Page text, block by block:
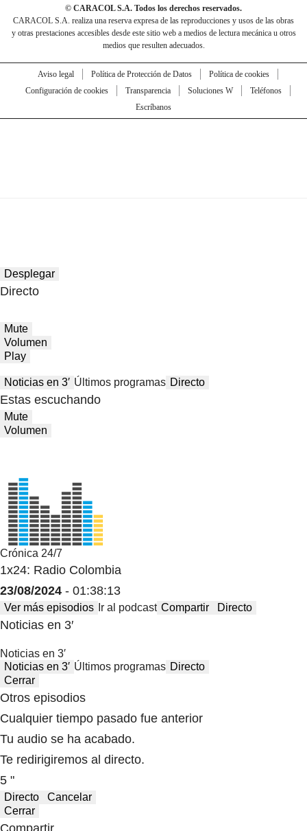
© CARACOL S.A. Todos los derechos reservados.
CARACOL S.A. realiza una reserva expresa de las reproducciones y usos de las obras
y otras prestaciones accesibles desde este sitio web a medios de lectura mecánica u otros
medios que resulten adecuados.
Aviso legal Política de Protección de Datos
Política de cookies
Configuración de cookies
Transparencia Soluciones W
Teléfonos
Escríbanos
Desplegar
Directo
Mute
Volumen
Play
Noticias en 3′ Últimos programas Directo
Estas escuchando
Mute
Volumen
Crónica 24/7
1x24: Radio Colombia
23/08/2024 - 01:38:13
Ver más episodios Ir al podcast Compartir Directo
Noticias en 3′
Noticias en 3′
Noticias en 3′ Últimos programas Directo
Cerrar
Otros episodios
Cualquier tiempo pasado fue anterior
Tu audio se ha acabado.
Te redirigiremos al directo.
5 "
Directo
Cancelar
Cerrar
Compartir